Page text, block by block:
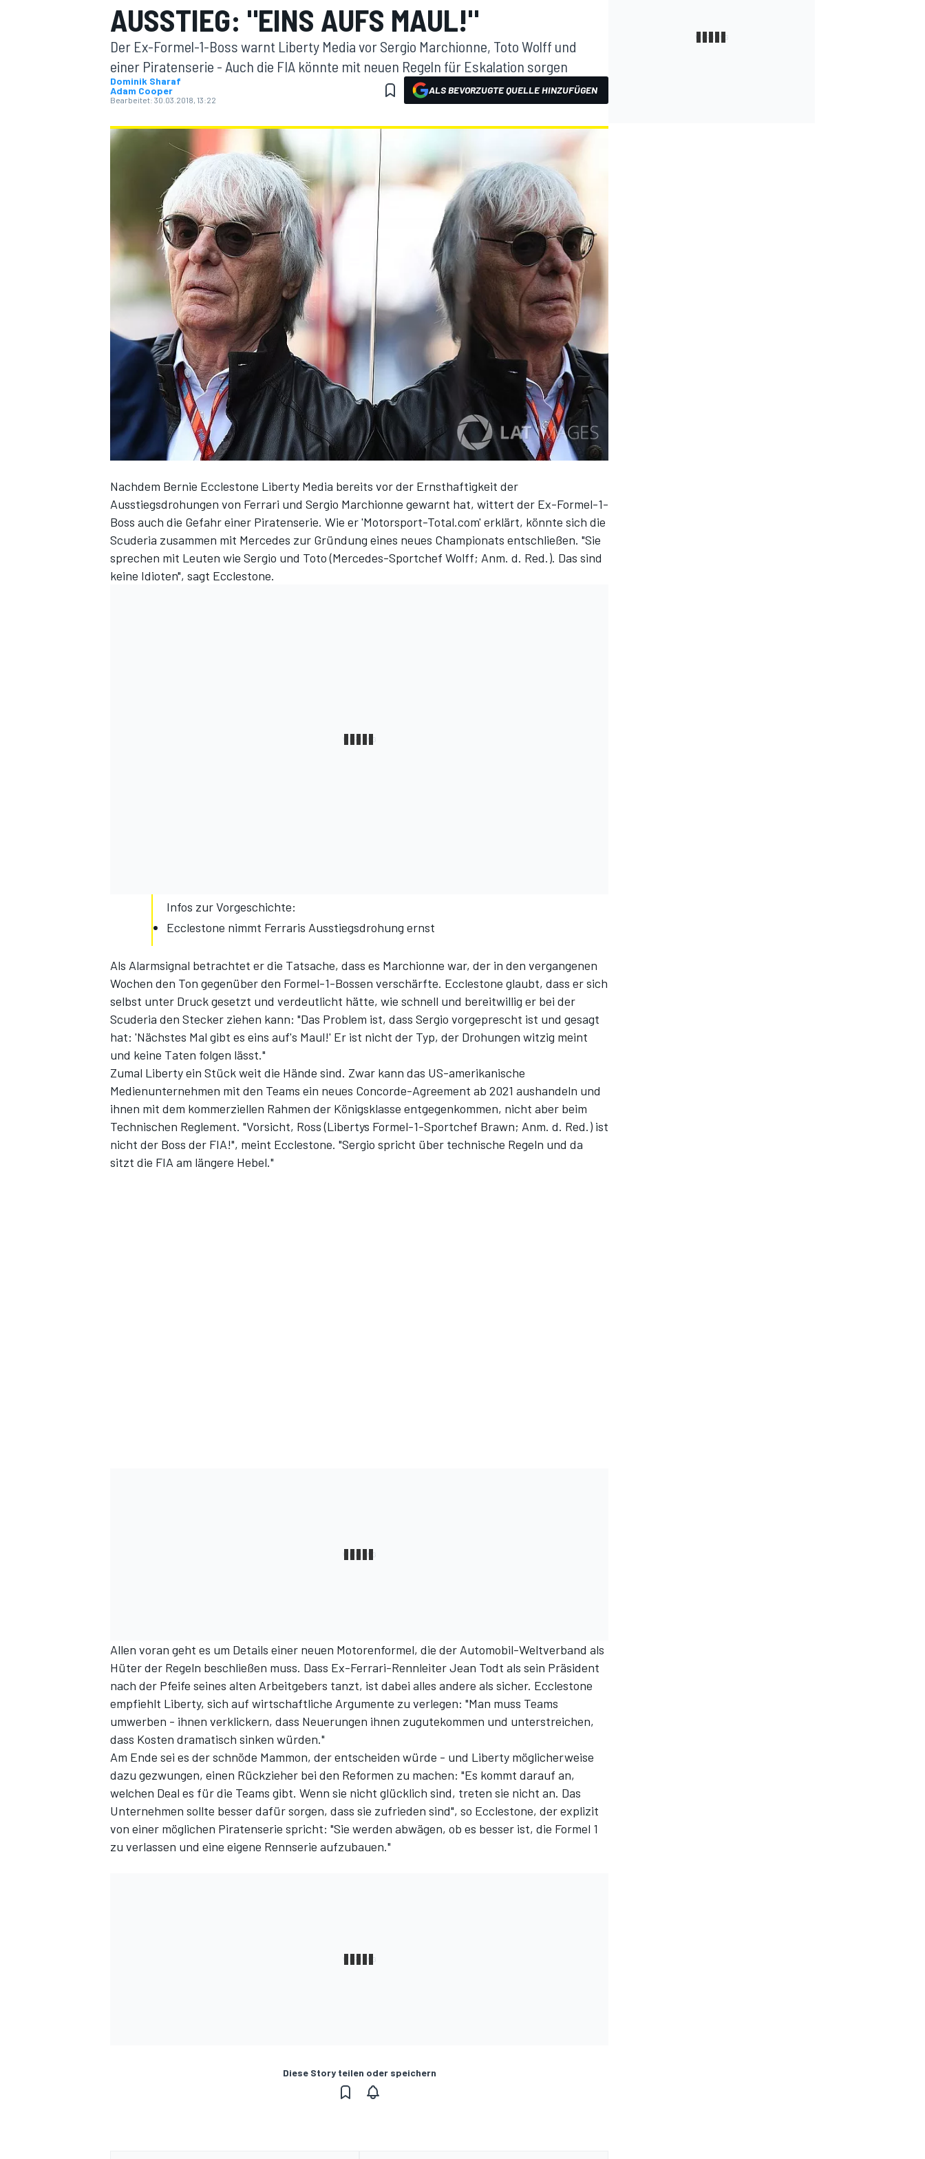
MOTOGP
DTM
SPORTWAGEN
AUSSTIEG: "EINS AUFS MAUL!"
Der Ex-Formel-1-Boss warnt Liberty Media vor Sergio Marchionne, Toto Wolff und
einer Piratenserie - Auch die FIA könnte mit neuen Regeln für Eskalation sorgen
Dominik Sharaf
Adam Cooper
Bearbeitet: 30.03.2018, 13:22
ALS BEVORZUGTE QUELLE HINZUFÜGEN
Nachdem Bernie Ecclestone Liberty Media bereits vor der Ernsthaftigkeit der
Ausstiegsdrohungen von Ferrari und Sergio Marchionne gewarnt hat, wittert der Ex-Formel-1-
Boss auch die Gefahr einer Piratenserie. Wie er 'Motorsport-Total.com' erklärt, könnte sich die
Scuderia zusammen mit Mercedes zur Gründung eines neues Championats entschließen. "Sie
sprechen mit Leuten wie Sergio und Toto (Mercedes-Sportchef Wolff; Anm. d. Red.). Das sind
keine Idioten", sagt Ecclestone.
Infos zur Vorgeschichte:
Ecclestone nimmt Ferraris Ausstiegsdrohung ernst
Als Alarmsignal betrachtet er die Tatsache, dass es Marchionne war, der in den vergangenen
Wochen den Ton gegenüber den Formel-1-Bossen verschärfte. Ecclestone glaubt, dass er sich
selbst unter Druck gesetzt und verdeutlicht hätte, wie schnell und bereitwillig er bei der
Scuderia den Stecker ziehen kann: "Das Problem ist, dass Sergio vorgeprescht ist und gesagt
hat: 'Nächstes Mal gibt es eins auf's Maul!' Er ist nicht der Typ, der Drohungen witzig meint
und keine Taten folgen lässt."
Zumal Liberty ein Stück weit die Hände sind. Zwar kann das US-amerikanische
Medienunternehmen mit den Teams ein neues Concorde-Agreement ab 2021 aushandeln und
ihnen mit dem kommerziellen Rahmen der Königsklasse entgegenkommen, nicht aber beim
Technischen Reglement. "Vorsicht, Ross (Libertys Formel-1-Sportchef Brawn; Anm. d. Red.) ist
nicht der Boss der FIA!", meint Ecclestone. "Sergio spricht über technische Regeln und da
sitzt die FIA am längere Hebel."
Allen voran geht es um Details einer neuen Motorenformel, die der Automobil-Weltverband als
Hüter der Regeln beschließen muss. Dass Ex-Ferrari-Rennleiter Jean Todt als sein Präsident
nach der Pfeife seines alten Arbeitgebers tanzt, ist dabei alles andere als sicher. Ecclestone
empfiehlt Liberty, sich auf wirtschaftliche Argumente zu verlegen: "Man muss Teams
umwerben - ihnen verklickern, dass Neuerungen ihnen zugutekommen und unterstreichen,
dass Kosten dramatisch sinken würden."
Am Ende sei es der schnöde Mammon, der entscheiden würde - und Liberty möglicherweise
dazu gezwungen, einen Rückzieher bei den Reformen zu machen: "Es kommt darauf an,
welchen Deal es für die Teams gibt. Wenn sie nicht glücklich sind, treten sie nicht an. Das
Unternehmen sollte besser dafür sorgen, dass sie zufrieden sind", so Ecclestone, der explizit
von einer möglichen Piratenserie spricht: "Sie werden abwägen, ob es besser ist, die Formel 1
zu verlassen und eine eigene Rennserie aufzubauen."
Diese Story teilen oder speichern